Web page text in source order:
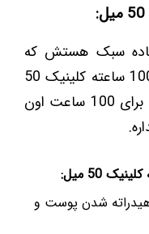
سبک هستش که
بدون روغن و مواد مضره.آبرسان 100 ساعته کلینیک 50
میل به بافت پوست نفوذ میکنه و برای 100 ساعت اون
هیدراته شدن پوست و